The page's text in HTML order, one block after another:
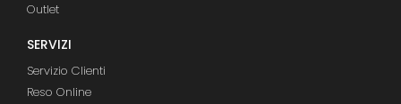
Outlet
SERVIZI
Servizio Clienti
Reso Online